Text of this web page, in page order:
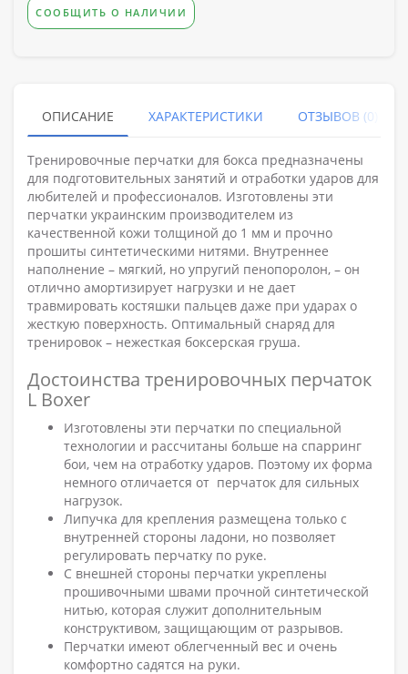
СООБЩИТЬ О НАЛИЧИИ
ОПИСАНИЕ ХАРАКТЕРИСТИКИ ОТЗЫВОВ (0)
Тренировочные перчатки для бокса предназначены
для подготовительных занятий и отработки ударов для
любителей и профессионалов. Изготовлены эти
перчатки украинским производителем из
качественной кожи толщиной до 1 мм и прочно
прошиты синтетическими нитями. Внутреннее
наполнение – мягкий, но упругий пенопоролон, – он
отлично амортизирует нагрузки и не дает
травмировать костяшки пальцев даже при ударах о
жесткую поверхность. Оптимальный снаряд для
тренировок – нежесткая боксерская груша.
Достоинства тренировочных перчаток
L Boxer
Изготовлены эти перчатки по специальной
технологии и рассчитаны больше на спарринг
бои, чем на отработку ударов. Поэтому их форма
немного отличается от перчаток для сильных
нагрузок.
Липучка для крепления размещена только с
внутренней стороны ладони, но позволяет
регулировать перчатку по руке.
С внешней стороны перчатки укреплены
прошивочными швами прочной синтетической
нитью, которая служит дополнительным
конструктивом, защищающим от разрывов.
Перчатки имеют облегченный вес и очень
комфортно садятся на руки.